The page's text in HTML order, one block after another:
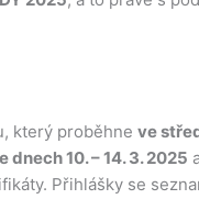
který proběhneve
dnech 10. – 14. 3. 2025
Přihlášky se